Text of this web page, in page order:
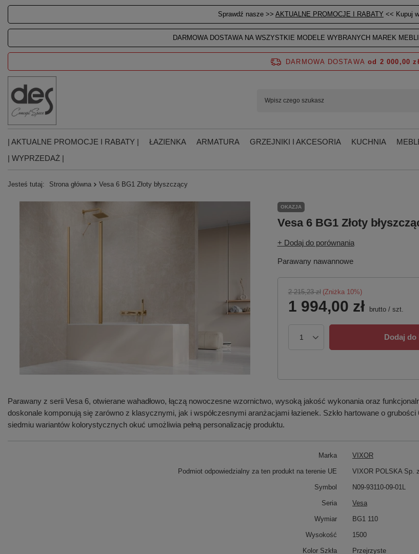
Sprawdź nasze >> AKTUALNE PROMOCJE I RABATY << Kupuj
DARMOWA DOSTAWA NA WSZYSTKIE MODELE WYBRANYCH MAREK
DARMOWA DOSTAWA od 2 000,00 zł
| AKTUALNE PROMOCJE I RABATY | ŁAZIENKA ARMATURA GRZEJNIKI I AKCESORIA KUCHNIA
| WYPRZEDAŻ |
Jesteś tutaj: Strona główna Vesa 6 BG1 Złoty błyszczący
OKAZJA
Vesa 6 BG1 Złoty
+ Dodaj do porównania
Parawany nawannowe
2 215,23 zł (Zniżka 10%)
1 994,00 zł brutto/ szt.
Dodaj do
Parawany z serii Vesa 6, otwierane wahadłowo, łączą nowoczesne wzornictwo, wysoką jakość wykonania oraz
doskonale komponują się zarówno z klasycznymi, jak i współczesnymi aranżacjami łazienek. Szkło hartowane o
siedmiu wariantów kolorystycznych okuć umożliwia pełną personalizację produktu.
Marka VIXOR
Podmiot odpowiedzialny za ten produkt na terenie UE VIXOR POLSKA Sp.
Symbol N09-93110-09-01L
Seria Vesa
Wymiar BG1 110
Wysokość 1500
Kolor Szkła Przejrzyste